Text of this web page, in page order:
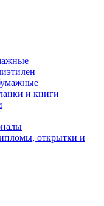
и книги
открытки и